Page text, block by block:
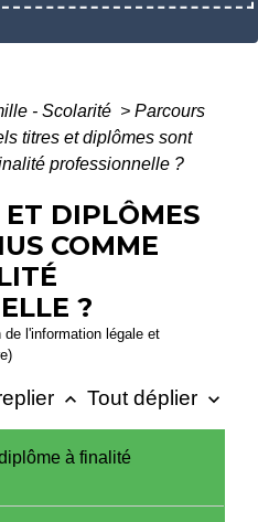
- Scolarité > Parcours
titres et diplômes sont
professionnelle ?
DIPLÔMES
COMME
?
l'information légale et
keyboard_arrow_up Tout déplier keyboard_arrow_down
à finalité